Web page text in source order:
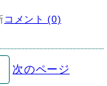
コメント (0)
次のページ